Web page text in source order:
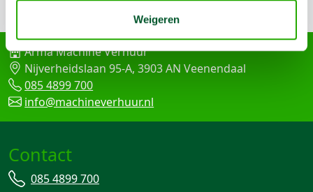
Weigeren
Arma Machine Verhuur
Nijverheidslaan 95-A, 3903 AN Veenendaal
085 4899 700
info@machineverhuur.nl
Contact
085 4899 700